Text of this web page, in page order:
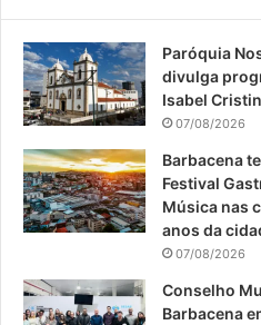
b
o
k
Paróquia
divulga
Isabel
07/08/2026
Barbacena
Festival
Música nas
anos da
07/08/2026
Conselho
Barbacena